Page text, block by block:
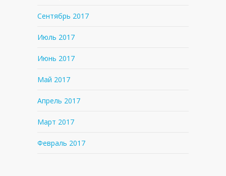
Сентябрь 2017
Июль 2017
Июнь 2017
Май 2017
Апрель 2017
Март 2017
Февраль 2017